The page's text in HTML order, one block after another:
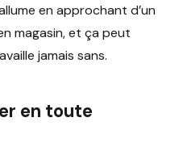
en approchant d’un
magasin, et ça peut
jamais sans.
en toute